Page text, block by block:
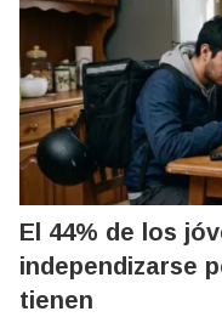
El 44% de los
independizarse
tienen